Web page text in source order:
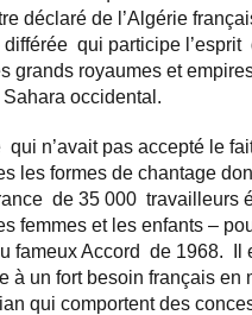
déclaré de l’Algérie
qui participe
grands royaumes et
occidental.
qui n’avait pas accepté le
les formes de chantage
de 35 000 travailleurs
femmes et les enfants –
fameux Accord de 1968.
à un fort besoin français en
qui comportent des